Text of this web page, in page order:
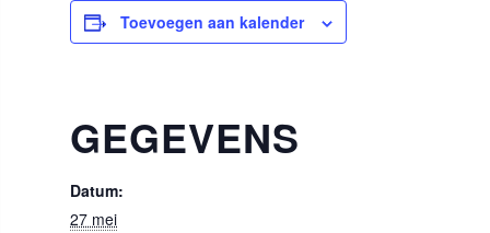
Toevoegen aan kalender
GEGEVENS
Datum:
27 mei